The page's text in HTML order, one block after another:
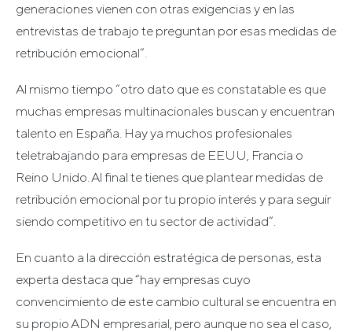
generaciones vienen con otras exigencias y en las
entrevistas de trabajo te preguntan por esas medidas de
retribución emocional”.
Al mismo tiempo “otro dato que es constatable es que
muchas empresas multinacionales buscan y encuentran
talento en España. Hay ya muchos profesionales
teletrabajando para empresas de EEUU, Francia o
Reino Unido. Al final te tienes que plantear medidas de
retribución emocional por tu propio interés y para seguir
siendo competitivo en tu sector de actividad”.
En cuanto a la dirección estratégica de personas, esta
experta destaca que “hay empresas cuyo
convencimiento de este cambio cultural se encuentra en
su propio ADN empresarial, pero aunque no sea el caso,